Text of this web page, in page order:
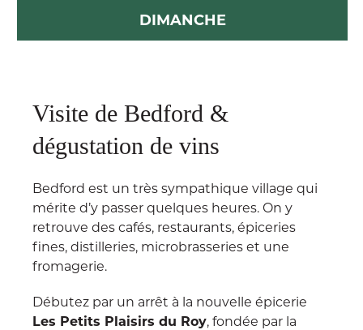
DIMANCHE
Visite de Bedford &
dégustation de vins
Bedford est un très sympathique village qui
mérite d’y passer quelques heures. On y
retrouve des cafés, restaurants, épiceries
fines, distilleries, microbrasseries et une
fromagerie.
Débutez par un arrêt à la nouvelle épicerie
Les Petits Plaisirs du Roy, fondée par la